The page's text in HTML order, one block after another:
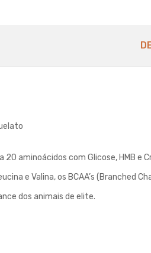
20 aminoácidos com Glicose, HMB
e Valina, os BCAA’s (Branched
dos animais de elite.